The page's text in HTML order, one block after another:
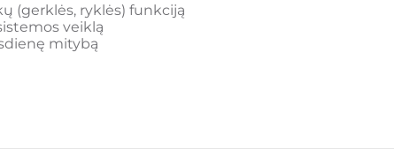
(gerklės, ryklės) funkciją
veiklą
mitybą